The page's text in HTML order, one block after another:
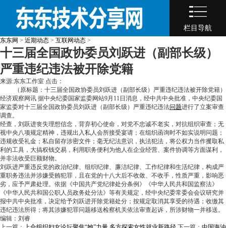
栏目导航
东东网 > 近期动态 > 互联网动态 >
十三届全国政协委员刘跃进（副部长级）
严重违纪违法被开除党籍
来源:东东工作室 点击：
（原标题：十三届全国政协委员刘跃进（副部长级）严重违纪违法被开除党籍）
经济观察网讯 据中央纪委国家监委网站9月11日消息，经中共中央批准，中央纪委国
家监委对十三届全国政协委员刘跃进（副部长级）严重违纪违法问题进行了立案审查
调查。
经查，刘跃进丧失理想信念，背弃初心使命，对党不忠诚不老实，对抗组织审查；无
视中央八项规定精神，违规出入私人会所接受宴请；在组织函询时不如实说明问题；
违规收受礼金；私自留存涉密文件；毫无纪法意识，执法犯法，将公权力当作攫取私
利的工具，大搞权钱交易，利用职务便利为他人在企业经营、案件协调等方面谋利，
并非法收受巨额财物。
刘跃进严重违反党的政治纪律、组织纪律、廉洁纪律、工作纪律和生活纪律，构成严
重职务违法并涉嫌受贿犯罪，且在党的十八大后不收敛、不收手，性质严重，影响恶
劣，应予严肃处理。依据《中国共产党纪律处分条例》《中华人民共和国监察法》
《中华人民共和国公职人员政务处分法》等有关规定，经中央纪委常委会会议研究并
报中共中央批准，决定给予刘跃进开除党籍处分；按规定取消其享受的待遇；收缴其
违纪违法所得；将其涉嫌犯罪问题移送检察机关依法审查起诉，所涉财物一并移送。
编辑：刘睿